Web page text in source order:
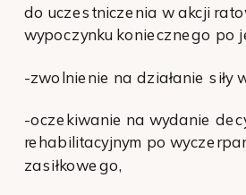
do uczestniczenia w akcji
wypoczynku koniecznego po
-zwolnienie na działanie siły
-oczekiwanie na wydanie
rehabilitacyjnym po
zasiłkowego,